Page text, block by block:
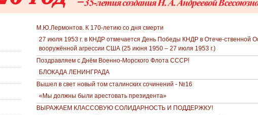
М.Ю.Лермонтов. К 170-летию со дня смерти
27 июля 1953 г. в КНДР отмечается День Победы КНДР в Отече-ственной
вооружённой агрессии США (25 июня 1950 – 27 июля 1953 г.)
Поздравляем с Днём Военно-Морского Флота СССР!
БЛОКАДА ЛЕНИНГРАДА
Вышел в свет новый том сталинских сочинений - №16
«Мы должны были арестовать президента»
ВЫРАЖАЕМ КЛАССОВУЮ СОЛИДАРНОСТЬ И ПОДДЕРЖКУ!